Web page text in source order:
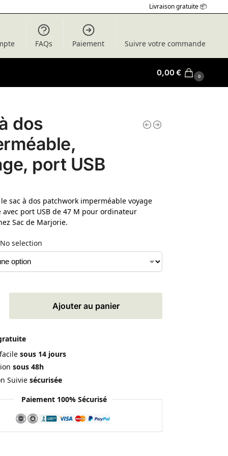
Livraison gratuite 📦
FAQs Paiement Suivre votre commande
0,00€ 0
dos
port USB
sac à dos patchwork imperméable voyage
avec port USB de 47 M pour ordinateur
Sac de Marjorie.
No selection
Ajouter au panier
sous 14 jours
sous 48h
Suiviesécurisée
Paiement 100% Sécurisé